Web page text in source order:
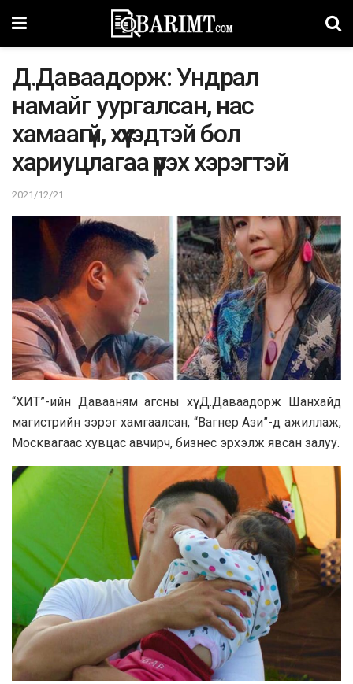
Д.Даваадорж: Ундрал
намайг уургалсан, нас
хамаагүй, хүүхэдтэй бол
хариуцлагаа үүрэх хэрэгтэй
2021/12/21
“ХИТ”-ийн Давааням агсны хүү Д.Даваадорж Шанхайд
магистрийн зэрэг хамгаалсан, “Вагнер Ази”-д ажиллаж,
Москвагаас хувцас авчирч, бизнес эрхэлж явсан залуу.